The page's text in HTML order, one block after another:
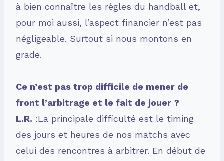
à bien connaître les règles du handball et,
pour moi aussi, l’aspect financier n’est pas
négligeable. Surtout si nous montons en
grade.
Ce n’est pas trop difficile de mener de
front l’arbitrage et le fait de jouer ?
L.R. :La principale difficulté est le timing
des jours et heures de nos matchs avec
celui des rencontres à arbitrer. En début de